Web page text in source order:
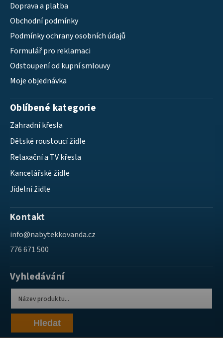
Doprava a platba
Obchodní podmínky
Podmínky ochrany osobních údajů
Formulář pro reklamaci
Odstoupení od kupní smlouvy
Moje objednávka
Oblíbené kategorie
Zahradní křesla
Dětské roustoucí židle
Relaxační a TV křesla
Kancelářské židle
Jídelní židle
Kontakt
info@nabytekkovanda.cz
776 671 500
Vyhledávání
Hledat